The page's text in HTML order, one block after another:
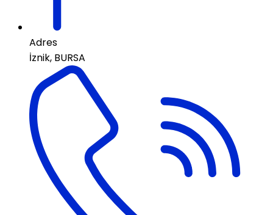
Adres
İznik, BURSA